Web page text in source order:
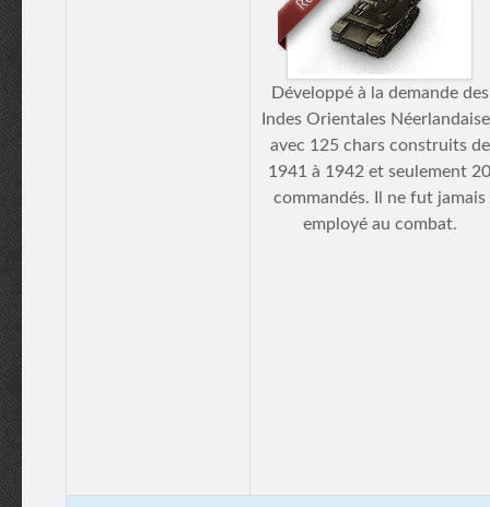
Développé à la demande des
Indes Orientales
avec 125 chars construits de
1941 à 1942 et seulement 20
commandés. Il ne fut jamais
employé au combat.